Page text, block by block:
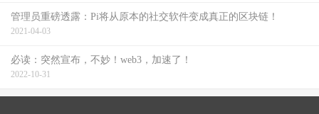
管理员重磅透露：Pi将从原本的社交软件变成真正的区块链！
2021-04-03
必读：突然宣布，不妙！web3，加速了！
2022-10-31